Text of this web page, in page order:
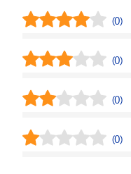
(0)
(0)
(0)
(0)